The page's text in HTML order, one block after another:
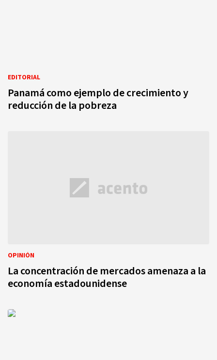
EDITORIAL
Panamá como ejemplo de crecimiento y
reducción de la pobreza
OPINIÓN
La concentración de mercados amenaza a la
economía estadounidense